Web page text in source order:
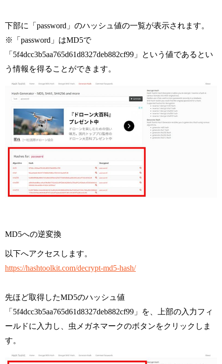
下部に「password」のハッシュ値の一覧が表示されます。
※「password」はMD5で
「5f4dcc3b5aa765d61d8327deb882cf99」という値であるとい
う情報を得ることができます。
MD5への逆変換
以下へアクセスします。
https://hashtoolkit.com/decrypt-md5-hash/
先ほど取得したMD5のハッシュ値
「5f4dcc3b5aa765d61d8327deb882cf99」を、上部の入力フィ
ールドに入力し、虫メガネマークのボタンをクリックしま
す。